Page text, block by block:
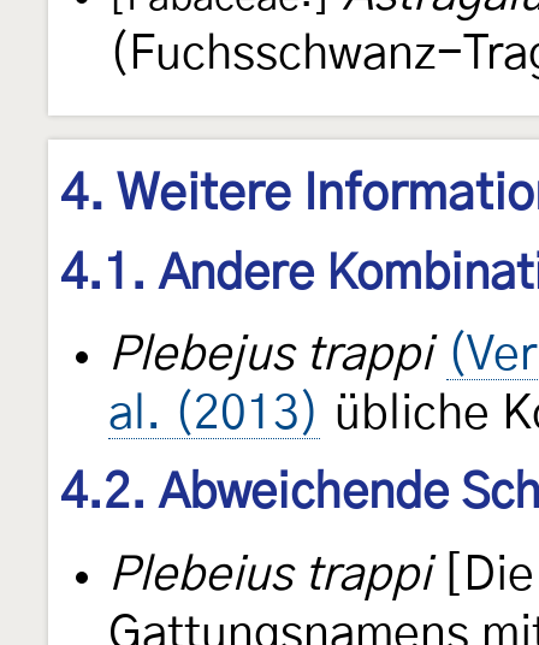
(Fuchsschwanz-
4. Weitere
4.1. Andere
Plebejus trappi
al. (2013) übliche
4.2. Abweichende
Plebeius trappi[Die
Gattungsnamens